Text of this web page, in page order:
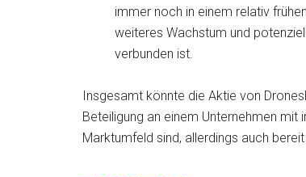
immer noch in einem relativ
weiteres Wachstum und
verbunden ist.
Insgesamt könnte die Aktie von
Beteiligung an einem Unternehmen
Marktumfeld sind, allerdings auch